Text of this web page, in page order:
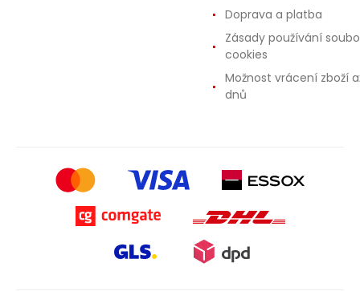
Doprava a platba
Zásady používání
cookies
Možnost vrácení zboží
dnů